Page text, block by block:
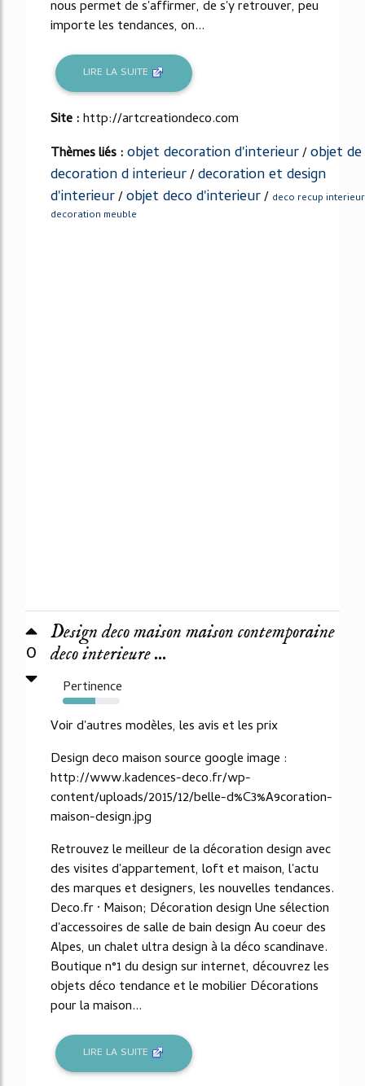
nous permet de s'affirmer, de s'y retrouver, peu
importe les tendances, on...
LIRE LA SUITE
Site :http://artcreationdeco.com
Thèmes liés :objet decoration d'interieur/objet de
decoration d interieur/decoration et design
d'interieur/objet deco d'interieur/ deco recup interieur
decoration meuble
0
Design deco maison maison contemporaine
deco interieure ...
Pertinence
57%
Voir d'autres modèles, les avis et les prix
Design deco maison source google image :
http://www.kadences-deco.fr/wp-
content/uploads/2015/12/belle-d%C3%A9coration-
maison-design.jpg
Retrouvez le meilleur de la décoration design avec
des visites d'appartement, loft et maison, l'actu
des marques et designers, les nouvelles tendances.
Deco.fr · Maison; Décoration design Une sélection
d'accessoires de salle de bain design Au coeur des
Alpes, un chalet ultra design à la déco scandinave.
Boutique n°1 du design sur internet, découvrez les
objets déco tendance et le mobilier Décorations
pour la maison...
LIRE LA SUITE